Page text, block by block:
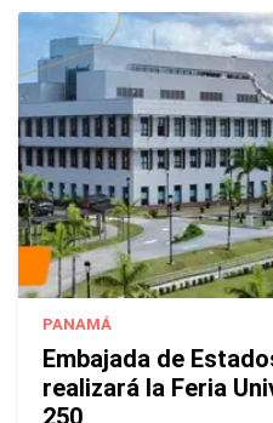
PANAMÁ
Embajada de
realizará la Feria
250